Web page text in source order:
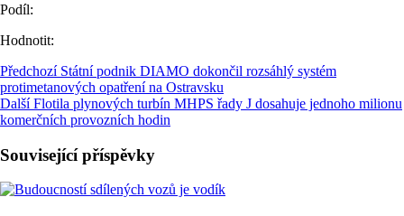
Podíl:
Hodnotit:
Předchozí Státní podnik DIAMO dokončil rozsáhlý systém
protimetanových opatření na Ostravsku
Další Flotila plynových turbín MHPS řady J dosahuje jednoho milionu
komerčních provozních hodin
Související příspěvky